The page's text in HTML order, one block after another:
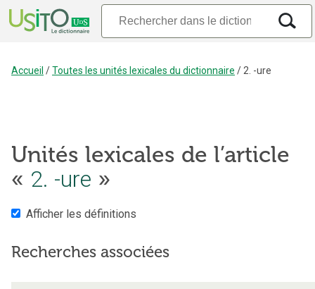
Accueil /Toutes les unités lexicales du dictionnaire / 2. -ure
Unités lexicales de l’article
« 2. -ure »
Afficher les définitions
Recherches associées